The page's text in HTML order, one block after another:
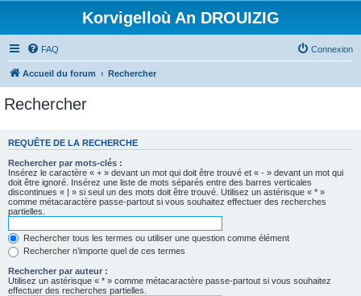
Korvigelloù An DROUIZIG
FAQ Connexion
Accueil du forum Rechercher
Rechercher
REQUÊTE DE LA RECHERCHE
Rechercher par mots-clés :
Insérez le caractère « + » devant un mot qui doit être trouvé et « - » devant un mot qui
doit être ignoré. Insérez une liste de mots séparés entre des barres verticales
discontinues « | » si seul un des mots doit être trouvé. Utilisez un astérisque « * »
comme métacaractère passe-partout si vous souhaitez effectuer des recherches
partielles.
Rechercher tous les termes ou utiliser une question comme élément
Rechercher n’importe quel de ces termes
Rechercher par auteur :
Utilisez un astérisque « * » comme métacaractère passe-partout si vous souhaitez
effectuer des recherches partielles.